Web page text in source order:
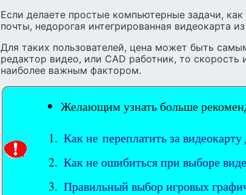
Если делаете простые компьютерные задачи,
почты, недорогая интегрированная видеокарта
Для таких пользователей, цена может быть
редактор видео, или CAD работник, то скорость
наиболее важным фактором.
Желающим узнать больше
Как не переплатить за
Как не ошибиться при выборе
Правильный выбор игровых